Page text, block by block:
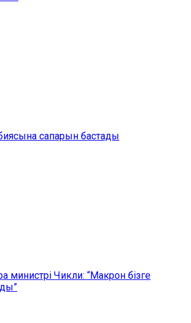
сапарын бастады
министрі Чикли: “Макрон бізге